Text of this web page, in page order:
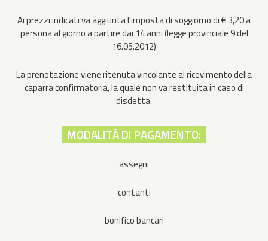
Ai prezzi indicati va aggiunta l'imposta di soggiorno di € 3,20 a
persona al giorno a partire dai 14 anni (legge provinciale 9 del
16.05.2012)
La prenotazione viene ritenuta vincolante al ricevimento della
caparra confirmatoria, la quale non va restituita in caso di
disdetta.
MODALITÁ DI PAGAMENTO:
assegni
contanti
bonifico bancari